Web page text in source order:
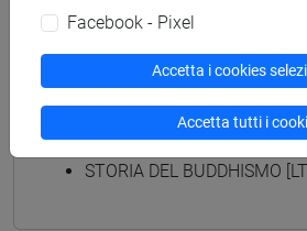
Insegnamenti mutuati
BUDDHISMO, CULTURA E
STORIA DEL BUDDHISMO
Facebook - Pixel
Accetta i cookies
Accetta tutti i